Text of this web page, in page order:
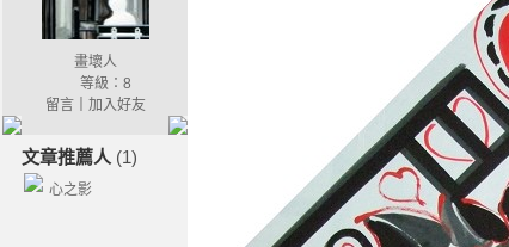
畫壞人
等級：8
留言｜ 加入好友
文章推薦人 (1)
心之影